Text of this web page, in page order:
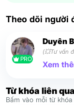
Theo dõi người
PRO
Duyên
(💥Tư vấn
Xem
Từ khóa liên
Bấm vào mỗi từ